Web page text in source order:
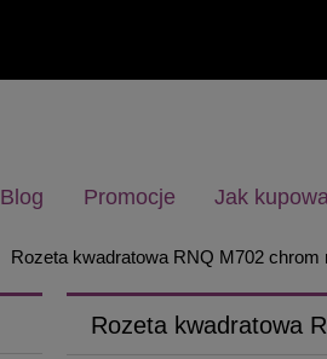
Blog Promocje Jak
Rozeta kwadratowa RNQ M702 chrom
Rozeta kwadratowa